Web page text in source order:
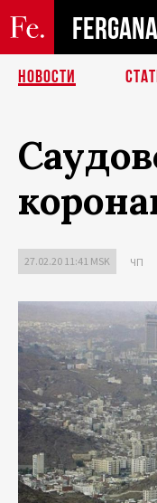
НОВОСТИ
27.02.20 11:41 MSK ЧП